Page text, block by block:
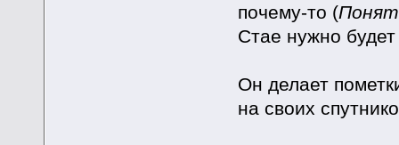
почему-то (
Стае нужно
Он делает
на своих